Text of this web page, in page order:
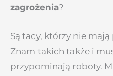
zagrożenia?
Są tacy, którzy nie
Znam takich także i
przypominają roboty.